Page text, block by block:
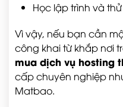
Học lập trình và
Vì vậy, nếu bạn cần
công khai từ khắp nơi
mua dịch vụ hosting
cấp chuyên nghiệp
Matbao.